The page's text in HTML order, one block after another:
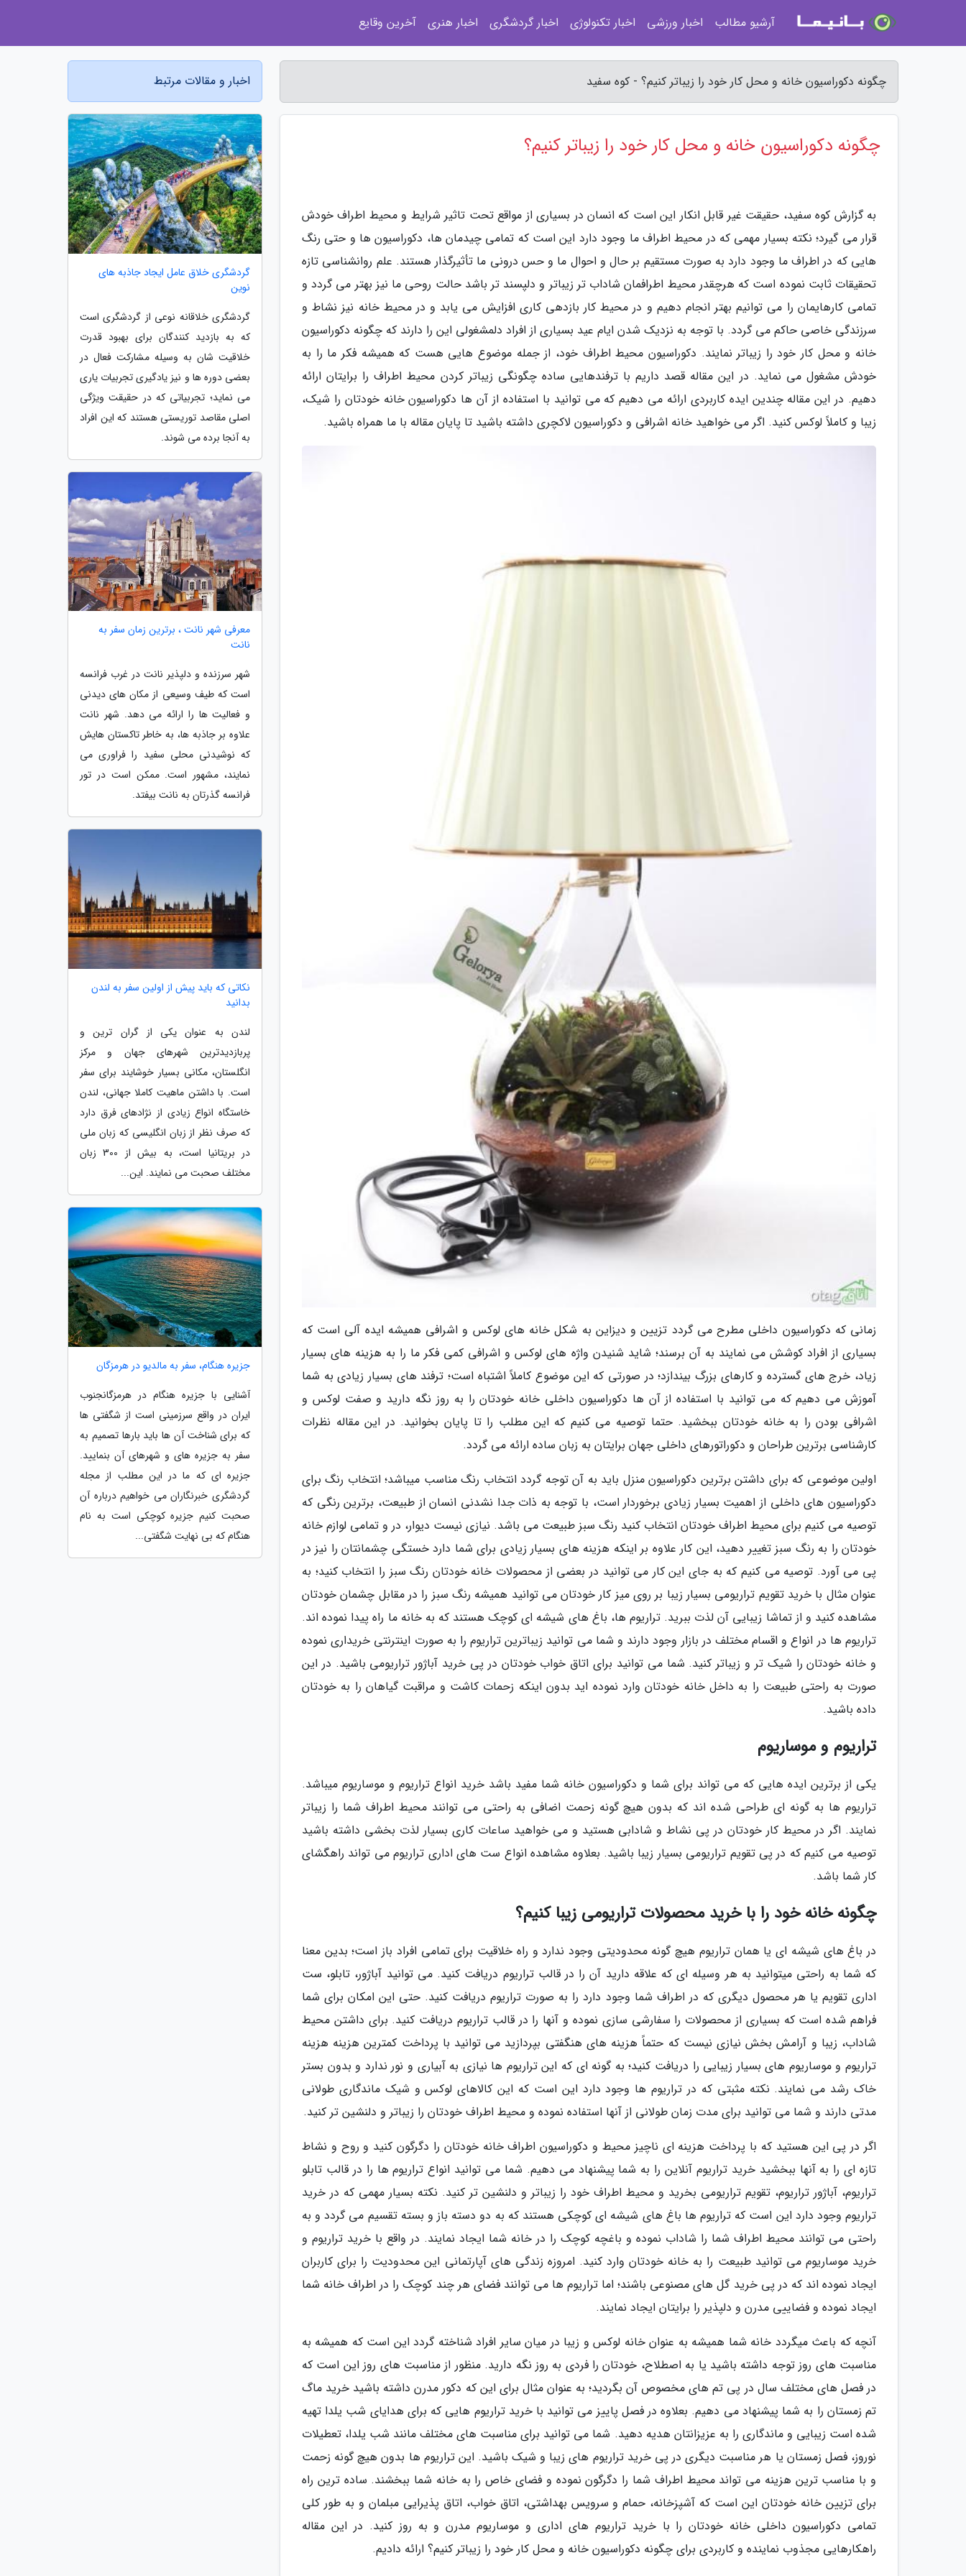
چگونه دکوراسیون خانه و محل کار خود را زیباتر کنیم؟ - کوه سفید
چگونه دکوراسیون خانه و محل کار خود را زیباتر کنیم؟
به گزارش کوه سفید، حقیقت غیر قابل انکار این است که انسان در بسیاری از مواقع تحت تاثیر شرایط و محیط اطراف خودش
قرار می گیرد؛ نکته بسیار مهمی که در محیط اطراف ما وجود دارد این است که تمامی چیدمان ها، دکوراسیون ها و حتی رنگ
هایی که در اطراف ما وجود دارد به صورت مستقیم بر حال و احوال ما و حس درونی ما تأثیرگذار هستند. علم روانشناسی تازه
تحقیقات ثابت نموده است که هرچقدر محیط اطرافمان شاداب تر زیباتر و دلپسند تر باشد حالت روحی ما نیز بهتر می گردد و
تمامی کارهایمان را می توانیم بهتر انجام دهیم و در محیط کار بازدهی کاری افزایش می یابد و در محیط خانه نیز نشاط و
سرزندگی خاصی حاکم می گردد. با توجه به نزدیک شدن ایام عید بسیاری از افراد دلمشغولی این را دارند که چگونه دکوراسیون
خانه و محل کار خود را زیباتر نمایند. دکوراسیون محیط اطراف خود، از جمله موضوع هایی هست که همیشه فکر ما را به
خودش مشغول می نماید. در این مقاله قصد داریم با ترفندهایی ساده چگونگی زیباتر کردن محیط اطراف را برایتان ارائه
دهیم. در این مقاله چندین ایده کاربردی ارائه می دهیم که می توانید با استفاده از آن ها دکوراسیون خانه خودتان را شیک،
زیبا و کاملاً لوکس کنید. اگر می خواهید خانه اشرافی و دکوراسیون لاکچری داشته باشید تا پایان مقاله با ما همراه باشید.
زمانی که دکوراسیون داخلی مطرح می گردد تزیین و دیزاین به شکل خانه های لوکس و اشرافی همیشه ایده آلی است که
بسیاری از افراد کوشش می نمایند به آن برسند؛ شاید شنیدن واژه های لوکس و اشرافی کمی فکر ما را به هزینه های بسیار
زیاد، خرج های گسترده و کارهای بزرگ بیندازد؛ در صورتی که این موضوع کاملاً اشتباه است؛ ترفند های بسیار زیادی به شما
آموزش می دهیم که می توانید با استفاده از آن ها دکوراسیون داخلی خانه خودتان را به روز نگه دارید و صفت لوکس و
اشرافی بودن را به خانه خودتان ببخشید. حتما توصیه می کنیم که این مطلب را تا پایان بخوانید. در این مقاله نظرات
کارشناسی برترین طراحان و دکوراتورهای داخلی جهان برایتان به زبان ساده ارائه می گردد.
اولین موضوعی که برای داشتن برترین دکوراسیون منزل باید به آن توجه گردد انتخاب رنگ مناسب میباشد؛ انتخاب رنگ برای
دکوراسیون های داخلی از اهمیت بسیار زیادی برخوردار است، با توجه به ذات جدا نشدنی انسان از طبیعت، برترین رنگی که
توصیه می کنیم برای محیط اطراف خودتان انتخاب کنید رنگ سبز طبیعت می باشد. نیازی نیست دیوار، در و تمامی لوازم خانه
خودتان را به رنگ سبز تغییر دهید، این کار علاوه بر اینکه هزینه های بسیار زیادی برای شما دارد خستگی چشمانتان را نیز در
پی می آورد. توصیه می کنیم که به جای این کار می توانید در بعضی از محصولات خانه خودتان رنگ سبز را انتخاب کنید؛ به
عنوان مثال با خرید تقویم تراریومی بسیار زیبا بر روی میز کار خودتان می توانید همیشه رنگ سبز را در مقابل چشمان خودتان
مشاهده کنید و از تماشا زیبایی آن لذت ببرید. تراریوم ها، باغ های شیشه ای کوچک هستند که به خانه ما راه پیدا نموده اند.
تراریوم ها در انواع و اقسام مختلف در بازار وجود دارند و شما می توانید زیباترین تراریوم را به صورت اینترنتی خریداری نموده
و خانه خودتان را شیک تر و زیباتر کنید. شما می توانید برای اتاق خواب خودتان در پی خرید آباژور تراریومی باشید. در این
صورت به راحتی طبیعت را به داخل خانه خودتان وارد نموده اید بدون اینکه زحمات کاشت و مراقبت گیاهان را به خودتان
داده باشید.
تراریوم و موساریوم
یکی از برترین ایده هایی که می تواند برای شما و دکوراسیون خانه شما مفید باشد خرید انواع تراریوم و موساریوم میباشد.
تراریوم ها به گونه ای طراحی شده اند که بدون هیچ گونه زحمت اضافی به راحتی می توانند محیط اطراف شما را زیباتر
نمایند. اگر در محیط کار خودتان در پی نشاط و شادابی هستید و می خواهید ساعات کاری بسیار لذت بخشی داشته باشید
توصیه می کنیم که در پی تقویم تراریومی بسیار زیبا باشید. بعلاوه مشاهده انواع ست های اداری تراریوم می تواند راهگشای
کار شما باشد.
چگونه خانه خود را با خرید محصولات تراریومی زیبا کنیم؟
در باغ های شیشه ای یا همان تراریوم هیچ گونه محدودیتی وجود ندارد و راه خلاقیت برای تمامی افراد باز است؛ بدین معنا
که شما به راحتی میتوانید به هر وسیله ای که علاقه دارید آن را در قالب تراریوم دریافت کنید. می توانید آباژور، تابلو، ست
اداری تقویم یا هر محصول دیگری که در اطراف شما وجود دارد را به صورت تراریوم دریافت کنید. حتی این امکان برای شما
فراهم شده است که بسیاری از محصولات را سفارشی سازی نموده و آنها را در قالب تراریوم دریافت کنید. برای داشتن محیط
شاداب، زیبا و آرامش بخش نیازی نیست که حتماً هزینه های هنگفتی بپردازید می توانید با پرداخت کمترین هزینه هزینه
تراریوم و موساریوم های بسیار زیبایی را دریافت کنید؛ به گونه ای که این تراریوم ها نیازی به آبیاری و نور ندارد و بدون بستر
خاک رشد می نمایند. نکته مثبتی که در تراریوم ها وجود دارد این است که این کالاهای لوکس و شیک ماندگاری طولانی
مدتی دارند و شما می توانید برای مدت زمان طولانی از آنها استفاده نموده و محیط اطراف خودتان را زیباتر و دلنشین تر کنید.
اگر در پی این هستید که با پرداخت هزینه ای ناچیز محیط و دکوراسیون اطراف خانه خودتان را دگرگون کنید و روح و نشاط
تازه ای را به آنها ببخشید خرید تراریوم آنلاین را به شما پیشنهاد می دهیم. شما می توانید انواع تراریوم ها را در قالب تابلو
تراریوم، آباژور تراریوم، تقویم تراریومی بخرید و محیط اطراف خود را زیباتر و دلنشین تر کنید. نکته بسیار مهمی که در خرید
تراریوم وجود دارد این است که تراریوم ها باغ های شیشه ای کوچکی هستند که به دو دسته باز و بسته تقسیم می گردد و به
راحتی می توانند محیط اطراف شما را شاداب نموده و باغچه کوچک را در خانه شما ایجاد نمایند. در واقع با خرید تراریوم و
خرید موساریوم می توانید طبیعت را به خانه خودتان وارد کنید. امروزه زندگی های آپارتمانی این محدودیت را برای کاربران
ایجاد نموده اند که در پی خرید گل های مصنوعی باشند؛ اما تراریوم ها می توانند فضای هر چند کوچک را در اطراف خانه شما
ایجاد نموده و فضاییی مدرن و دلپذیر را برایتان ایجاد نمایند.
آنچه که باعث میگردد خانه شما همیشه به عنوان خانه لوکس و زیبا در میان سایر افراد شناخته گردد این است که همیشه به
مناسبت های روز توجه داشته باشید یا به اصطلاح، خودتان را فردی به روز نگه دارید. منظور از مناسبت های روز این است که
در فصل های مختلف سال در پی تم های مخصوص آن بگردید؛ به عنوان مثال برای این که دکور مدرن داشته باشید خرید ماگ
تم زمستان را به شما پیشنهاد می دهیم. بعلاوه در فصل پاییز می توانید با خرید تراریوم هایی که برای هدایای شب یلدا تهیه
شده است زیبایی و ماندگاری را به عزیزانتان هدیه دهید. شما می توانید برای مناسبت های مختلف مانند شب یلدا، تعطیلات
نوروز، فصل زمستان یا هر مناسبت دیگری در پی خرید تراریوم های زیبا و شیک باشید. این تراریوم ها بدون هیچ گونه زحمت
و با مناسب ترین هزینه می تواند محیط اطراف شما را دگرگون نموده و فضای خاص را به خانه شما ببخشند. ساده ترین راه
برای تزیین خانه خودتان این است که آشپزخانه، حمام و سرویس بهداشتی، اتاق خواب، اتاق پذیرایی مبلمان و به طور کلی
تمامی دکوراسیون داخلی خانه خودتان را با خرید تراریوم های اداری و موساریوم مدرن و به روز کنید. در این مقاله
راهکارهایی مجذوب نماینده و کاربردی برای چگونه دکوراسیون خانه و محل کار خود را زیباتر کنیم؟ ارائه دادیم.
اخبار و مقالات مرتبط
گردشگری خلاق عامل ایجاد جاذبه های
نوین
گردشگری خلاقانه نوعی از گردشگری است
که به بازدید کنندگان برای بهبود قدرت
خلاقیت شان به وسیله مشارکت فعال در
بعضی دوره ها و نیز یادگیری تجربیات یاری
می نماید؛ تجربیاتی که در حقیقت ویژگی
اصلی مقاصد توریستی هستند که این افراد
به آنجا برده می شوند.
معرفی شهر نانت ، برترین زمان سفر به
نانت
شهر سرزنده و دلپذیر نانت در غرب فرانسه
است که طیف وسیعی از مکان های دیدنی
و فعالیت ها را ارائه می دهد. شهر نانت
علاوه بر جاذبه ها، به خاطر تاکستان هایش
که نوشیدنی محلی سفید را فراوری می
نمایند، مشهور است. ممکن است در تور
فرانسه گذرتان به نانت بیفتد.
نکاتی که باید پیش از اولین سفر به لندن
بدانید
لندن به عنوان یکی از گران ترین و
پربازدیدترین شهرهای جهان و مرکز
انگلستان، مکانی بسیار خوشایند برای سفر
است. با داشتن ماهیت کاملا جهانی، لندن
خاستگاه انواع زیادی از نژادهای فرق دارد
که صرف نظر از زبان انگلیسی که زبان ملی
در بریتانیا است، به بیش از 300 زبان
مختلف صحبت می نمایند. این...
جزیره هنگام، سفر به مالدیو در هرمزگان
آشنایی با جزیره هنگام در هرمزگانجنوب
ایران در واقع سرزمینی است از شگفتی ها
که برای شناخت آن ها باید بارها تصمیم به
سفر به جزیره های و شهرهای آن بنمایید.
جزیره ای که ما در این مطلب از مجله
گردشگری خبرنگاران می خواهیم درباره آن
صحبت کنیم جزیره کوچکی است به نام
هنگام که بی نهایت شگفتی...
آرشیو مطالب اخبار ورزشی اخبار تکنولوژی اخبار گردشگری اخبار هنری آخرین وقایع